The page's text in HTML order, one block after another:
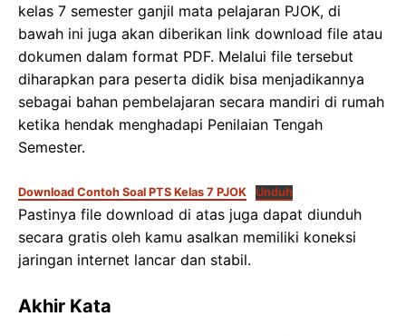
kelas 7 semester ganjil mata pelajaran PJOK, di
bawah ini juga akan diberikan link download file atau
dokumen dalam format PDF. Melalui file tersebut
diharapkan para peserta didik bisa menjadikannya
sebagai bahan pembelajaran secara mandiri di rumah
ketika hendak menghadapi Penilaian Tengah
Semester.
Download Contoh Soal PTS Kelas 7 PJOK Unduh
Pastinya file download di atas juga dapat diunduh
secara gratis oleh kamu asalkan memiliki koneksi
jaringan internet lancar dan stabil.
Akhir Kata